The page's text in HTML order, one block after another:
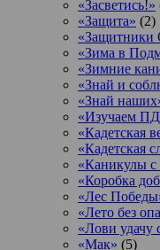
«Засветись!»
«Защита» (2)
«Защитники
«Зима в
«Зимние
«Знай и
«Знай
«Изучаем
«Кадетская
«Кадетская
«Каникулы с
«Коробка
«Лес
«Лето без
«Лови удачу
«Мак» (5)